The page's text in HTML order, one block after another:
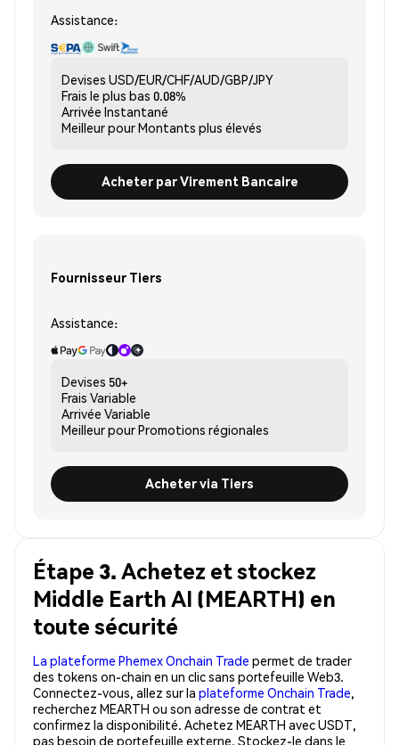
Assistance:
Devises USD/EUR/CHF/AUD/GBP/JPY
Frais le plus bas 0.08%
Arrivée Instantané
Meilleur pourMontants plus élevés
Acheter par Virement Bancaire
Fournisseur Tiers
Assistance:
Devises 50+
Frais Variable
Arrivée Variable
Meilleur pourPromotions régionales
Acheter via Tiers
Étape 3. Achetez et stockez
Middle Earth AI (MEARTH) en
toute sécurité
La plateforme Phemex Onchain Trade permet de trader
des tokens on-chain en un clic sans portefeuille Web3.
Connectez-vous, allez sur la plateforme Onchain Trade,
recherchez MEARTH ou son adresse de contrat et
confirmez la disponibilité. Achetez MEARTH avec USDT,
pas besoin de portefeuille externe. Stockez-le dans le